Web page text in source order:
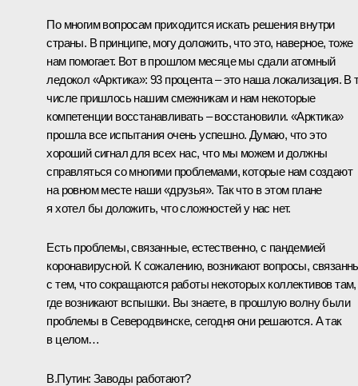
По многим вопросам приходится искать решения внутри
страны. В принципе, могу доложить, что это, наверное, тоже
нам помогает. Вот в прошлом месяце мы сдали атомный
ледокол «Арктика»: 93 процента – это наша локализация. В
числе пришлось нашим смежникам и нам некоторые
компетенции восстанавливать – восстановили. «Арктика»
прошла все испытания очень успешно. Думаю, что это
хороший сигнал для всех нас, что мы можем и должны
справляться со многими проблемами, которые нам создают
на ровном месте наши «друзья». Так что в этом плане
я хотел бы доложить, что сложностей у нас нет.
Есть проблемы, связанные, естественно, с пандемией
коронавирусной. К сожалению, возникают вопросы,
с тем, что сокращаются работы некоторых коллективов там,
где возникают вспышки. Вы знаете, в прошлую волну были
проблемы в Северодвинске, сегодня они решаются. А так
в целом…
В.Путин: Заводы работают?